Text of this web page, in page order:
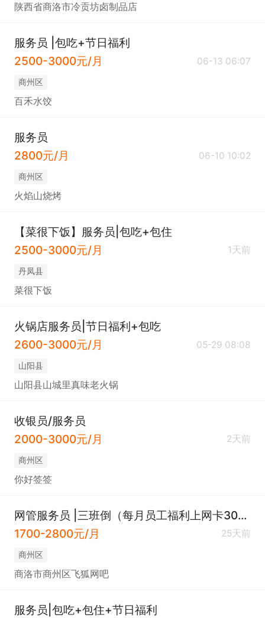
陕西省商洛市冷贡坊卤制品店
服务员 |包吃+节日福利
2500-3000元/月
06-13 06:07
商州区
百禾水饺
服务员
2800元/月
06-10 10:02
商州区
火焰山烧烤
【菜很下饭】服务员|包吃+包住
2500-3000元/月
1天前
丹凤县
菜很下饭
火锅店服务员|节日福利+包吃
2600-3000元/月
05-29 08:08
山阳县
山阳县山城里真味老火锅
收银员/服务员
2000-3000元/月
2天前
商州区
你好签签
网管服务员 |三班倒（每月员工福利上网卡300元）
1700-2800元/月
25天前
商州区
商洛市商州区飞狐网吧
服务员|包吃+包住+节日福利